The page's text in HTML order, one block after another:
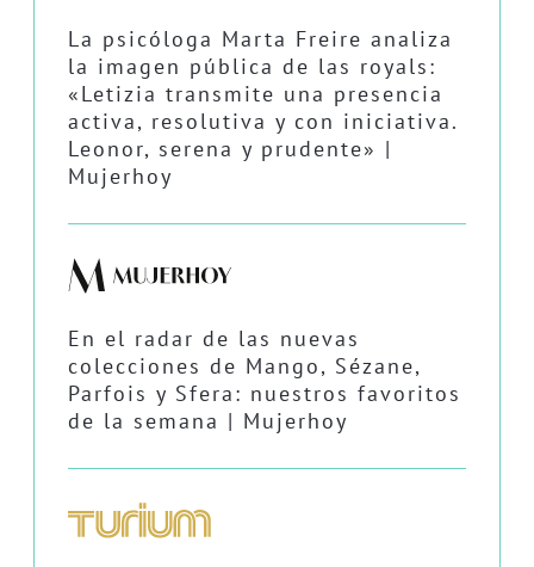
La psicóloga Marta Freire analiza
la imagen pública de las royals:
«Letizia transmite una presencia
activa, resolutiva y con iniciativa.
Leonor, serena y prudente» |
Mujerhoy
En el radar de las nuevas
colecciones de Mango, Sézane,
Parfois y Sfera: nuestros favoritos
de la semana | Mujerhoy